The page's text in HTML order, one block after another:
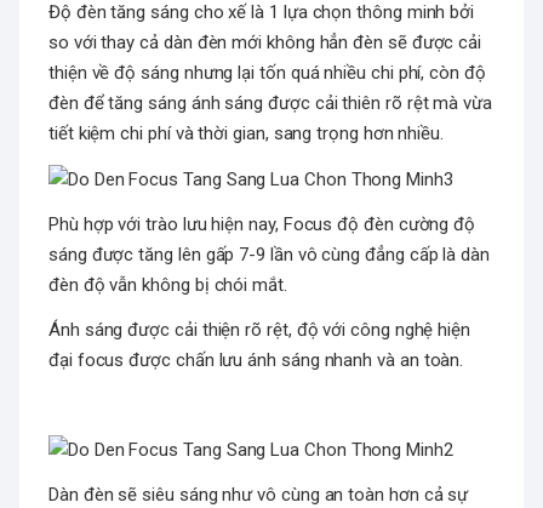
Độ đèn tăng sáng cho xế là 1 lựa chọn thông minh bởi
so với thay cả dàn đèn mới không hẳn đèn sẽ được cải
thiện về độ sáng nhưng lại tốn quá nhiều chi phí, còn độ
đèn để tăng sáng ánh sáng được cải thiên rõ rệt mà vừa
tiết kiệm chi phí và thời gian, sang trọng hơn nhiều.
Phù hợp với trào lưu hiện nay, Focus độ đèn cường độ
sáng được tăng lên gấp 7-9 lần vô cùng đẳng cấp là dàn
đèn độ vẫn không bị chói mắt.
Ánh sáng được cải thiện rõ rệt, độ với công nghệ hiện
đại focus được chấn lưu ánh sáng nhanh và an toàn.
Dàn đèn sẽ siêu sáng như vô cùng an toàn hơn cả sự